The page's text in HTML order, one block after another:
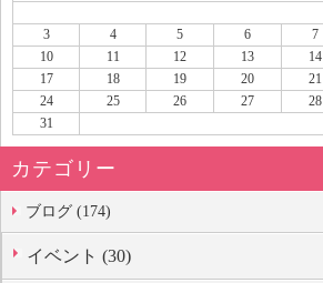
3
4 5 6 7
10
11 12 13 14
17
18 19 20 21
24
25 26 27 28
31
カテゴリー
ブログ (174)
イベント (30)